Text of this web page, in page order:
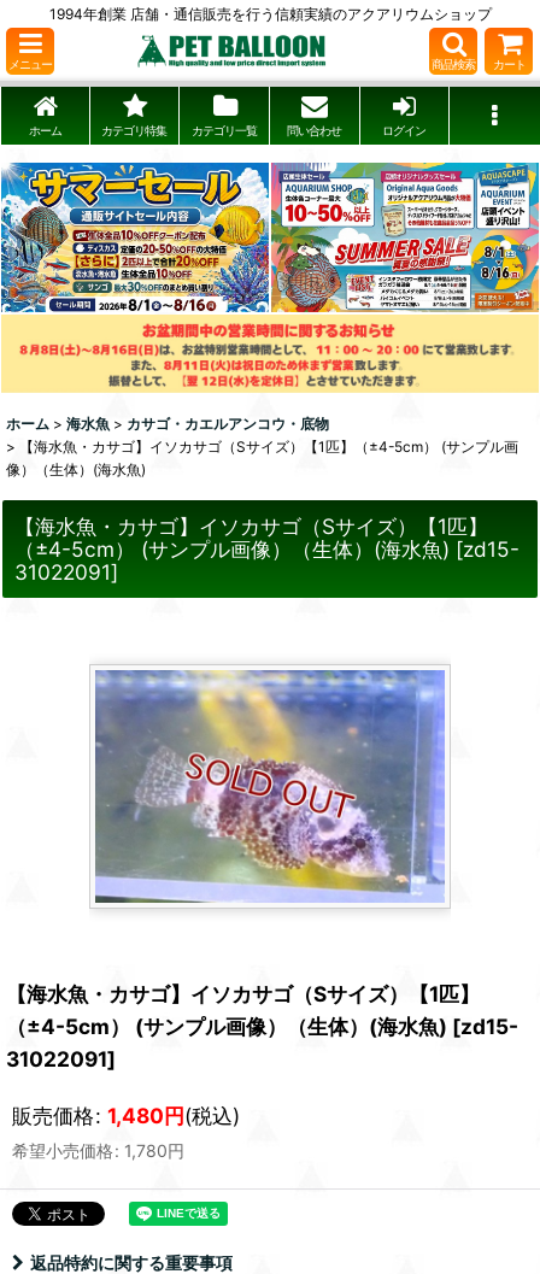
1994年創業 店舗・通信販売を行う信頼実績のアクアリウムショップ
メニュー 商品検索 カート
ホーム カテゴリ特集 カテゴリ一覧 問い合わせ ログイン
ホーム > 海水魚 > カサゴ・カエルアンコウ・底物
>
【海水魚・カサゴ】イソカサゴ（Sサイズ）【1匹】（±4-5cm） (サンプル画
像）（生体）(海水魚)
【海水魚・カサゴ】イソカサゴ（Sサイズ）【1匹】
（±4-5cm） (サンプル画像）（生体）(海水魚) [zd15-
31022091]
【海水魚・カサゴ】イソカサゴ（Sサイズ）【1匹】
（±4-5cm） (サンプル画像）（生体）(海水魚) [zd15-
31022091]
販売価格: 1,480円(税込)
希望小売価格: 1,780円
返品特約に関する重要事項